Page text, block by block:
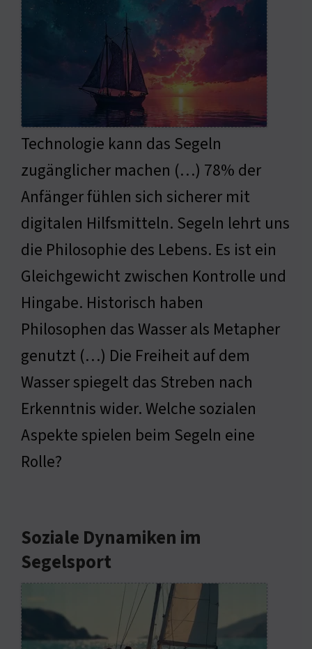
Technologie kann das Segeln
zugänglicher machen (…) 78% der
Anfänger fühlen sich sicherer mit
digitalen Hilfsmitteln. Segeln lehrt uns
die Philosophie des Lebens. Es ist ein
Gleichgewicht zwischen Kontrolle und
Hingabe. Historisch haben
Philosophen das Wasser als Metapher
genutzt (…) Die Freiheit auf dem
Wasser spiegelt das Streben nach
Erkenntnis wider. Welche sozialen
Aspekte spielen beim Segeln eine
Rolle?
Soziale Dynamiken im
Segelsport